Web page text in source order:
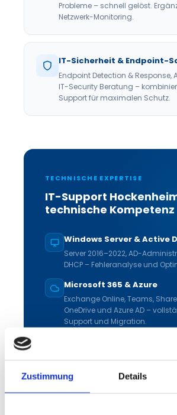
Zustimmung Details
Probleme – schnell gelöst.
Netzwerk-Monitoring.
IT-Sicherheit & Endpoint-
Endpoint Detection & Response,
IT-Security Beratung –
Support für maximalen Schutz.
TECHNISCHE EXPERTISE
IT-Support
technische Kompetenz
Windows Server & Active
Server 2016–2022, AD-
DHCP – Fehleranalyse und
Microsoft 365 & Azure
Exchange Online, Teams,
OneDrive und Azure AD –
Support und Migration.
Konfiguration.